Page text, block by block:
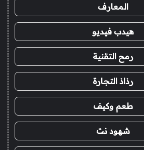
المعارف
هيدب فيديو
رمح التقنية
رذاذ التجارة
طعم وكيف
شهود نت